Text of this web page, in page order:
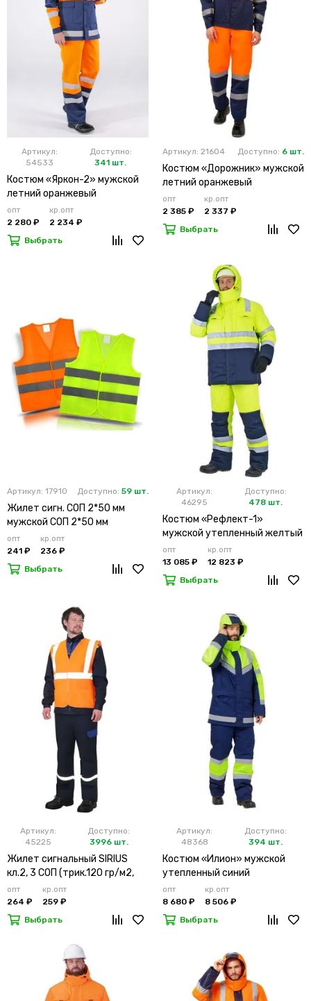
Артикул:
54533
Доступно:
341 шт.
Костюм «Яркон-2» мужской
летний оранжевый
опт
2 280 ₽
кр.опт
2 234 ₽
Выбрать
Артикул: 21604 Доступно: 6 шт.
Костюм «Дорожник» мужской
летний оранжевый
опт
2 385 ₽
кр.опт
2 337 ₽
Выбрать
Артикул: 17910 Доступно: 59 шт.
Жилет сигн. СОП 2*50 мм
мужской СОП 2*50 мм
опт
241 ₽
кр.опт
236 ₽
Выбрать
Артикул:
46295
Доступно:
478 шт.
Костюм «Рефлект-1»
мужской утепленный желтый
с п/к
опт
13 085 ₽
кр.опт
12 823 ₽
Выбрать
Артикул:
45225
Доступно:
3996 шт.
Жилет сигнальный SIRIUS
кл.2, 3 СОП (трик.120 гр/м2,
карманы) оранжевый
опт
264 ₽
кр.опт
259 ₽
Выбрать
Артикул:
48368
Доступно:
394 шт.
Костюм «Илион» мужской
утепленный синий
опт
8 680 ₽
кр.опт
8 506 ₽
Выбрать